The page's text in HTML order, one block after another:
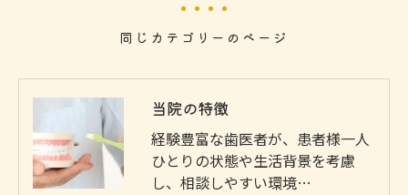
同じカテゴリーのページ
当院の特徴
経験豊富な歯医者が、患者様一人
ひとりの状態や生活背景を考慮
し、相談しやすい環境…